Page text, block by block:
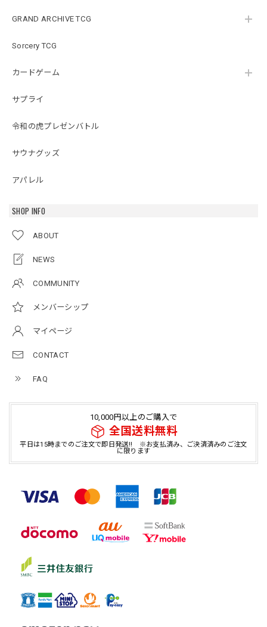
GRAND ARCHIVE TCG
Sorcery TCG
カードゲーム
サプライ
令和の虎プレゼンバトル
サウナグッズ
アパレル
SHOP INFO
ABOUT
NEWS
COMMUNITY
メンバーシップ
マイページ
CONTACT
FAQ
10,000円以上のご購入で
全国送料無料
平日は15時までのご注文で即日発送!! ※お支払済み、ご決済済みのご注文
に限ります